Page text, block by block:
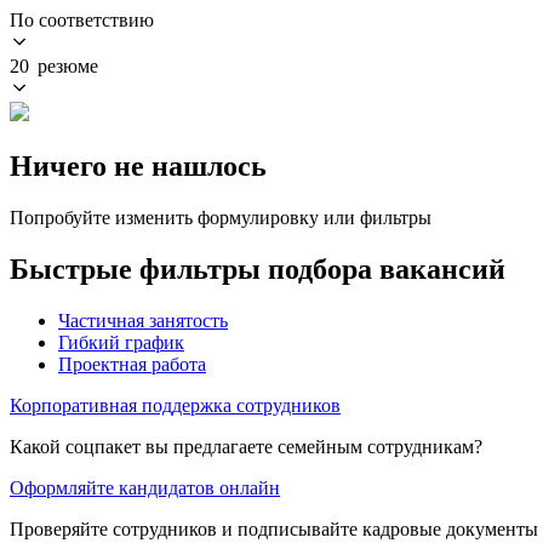
По соответствию
20 резюме
Ничего не нашлось
Попробуйте изменить формулировку или фильтры
Быстрые фильтры подбора вакансий
Частичная занятость
Гибкий график
Проектная работа
Корпоративная поддержка сотрудников
Какой соцпакет вы предлагаете семейным сотрудникам?
Оформляйте кандидатов онлайн
Проверяйте сотрудников и подписывайте кадровые